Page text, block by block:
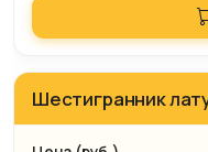
Шестигранник